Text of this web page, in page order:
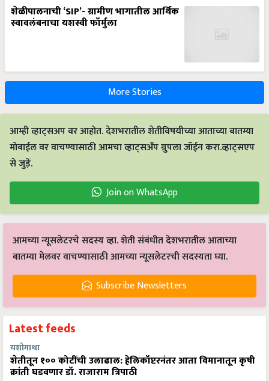
शेळीपालनाची ‘SIP’- ग्रामीण भागातील आर्थिक
स्वावलंबनाचा यशस्वी फॉर्मुला
More Stories
आम्ही व्हाट्सअप वर आहोत. देशभरातील शेतीविषयीच्या आताच्या बातम्या
मोबाईल वर वाचण्यासाठी आमचा व्हाट्सअँप ग्रुपला जॉईन करा.व्हाट्सएप
से जुड़ें.
Join on WhatsApp
आमच्या न्यूसलेटरचे सदस्य व्हा. शेती संबंधीत देशभरातील आताच्या
बातम्या मेलवर वाचण्यासाठी आमच्या न्यूसलेटरची सदस्यता घ्या.
Subscribe Newsletters
Latest feeds
यशोगाथा
शेतीतून १०० कोटींची उलाढाल: हेलिकॉप्टरनंतर आता विमानातून कृषी
क्रांती घडवणार डॉ. राजाराम त्रिपाठी